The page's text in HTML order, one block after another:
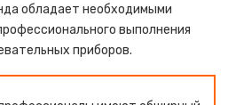
обладает необходимыми
выполнения
приборов.